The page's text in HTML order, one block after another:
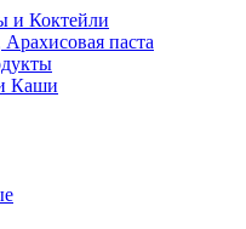
Коктейли
паста
Каши